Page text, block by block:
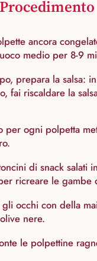
Procedimento
ancora
medio per 8-9
prepara la salsa:
fai riscaldare la
per ogni polpetta
di snack salati
ricreare le gambe
occhi con della
nere.
le polpettine